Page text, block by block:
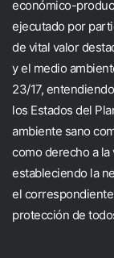
económico-
ejecutado por
de vital valor
y el medio
23/17,
los Estados del
ambiente sano
como derecho a la
estableciendo la
el
protección de